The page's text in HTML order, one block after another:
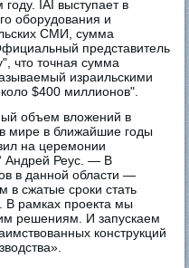
IAI выступает в
оборудования и
СМИ, сумма
представитель
что точная сумма
израильскими
$400 миллионов".
объем вложений в
мире в ближайшие годы
на церемонии
Андрей Реус. — В
в данной области —
сжатые сроки стать
В рамках проекта мы
решениям. И запускаем
конструкций